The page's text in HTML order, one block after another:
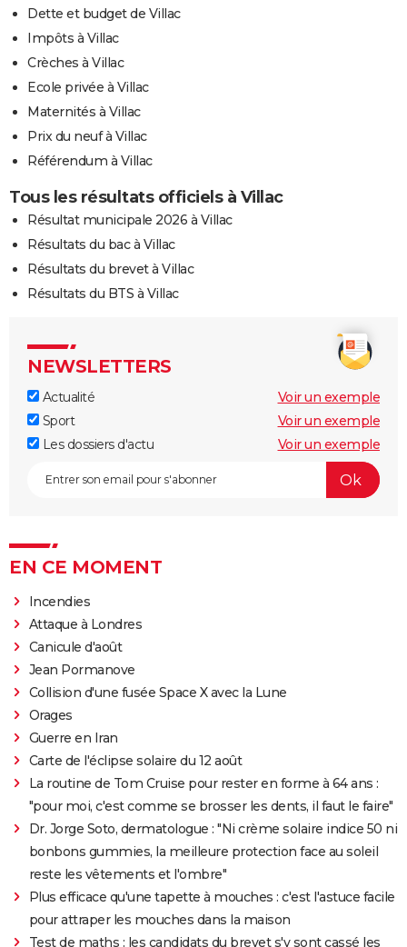
Dette et budget de Villac
Impôts à Villac
Crèches à Villac
Ecole privée à Villac
Maternités à Villac
Prix du neuf à Villac
Référendum à Villac
Tous les résultats officiels à Villac
Résultat municipale 2026 à Villac
Résultats du bac à Villac
Résultats du brevet à Villac
Résultats du BTS à Villac
NEWSLETTERS
Actualité
Voir un exemple
Sport
Voir un exemple
Les dossiers d'actu
Voir un exemple
EN CE MOMENT
Incendies
Attaque à Londres
Canicule d'août
Jean Pormanove
Collision d'une fusée Space X avec la Lune
Orages
Guerre en Iran
Carte de l'éclipse solaire du 12 août
La routine de Tom Cruise pour rester en forme à 64 ans :
"pour moi, c'est comme se brosser les dents, il faut le faire"
Dr. Jorge Soto, dermatologue : "Ni crème solaire indice 50 ni
bonbons gummies, la meilleure protection face au soleil
reste les vêtements et l'ombre"
Plus efficace qu'une tapette à mouches : c'est l'astuce facile
pour attraper les mouches dans la maison
Test de maths : les candidats du brevet s'y sont cassé les